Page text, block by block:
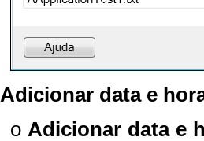
Adicionar data e
o Adicionar data e